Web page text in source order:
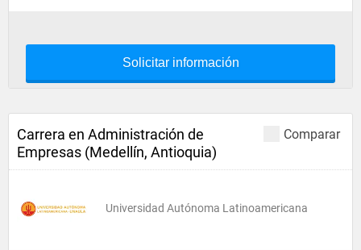
Solicitar información
Comparar
Carrera en Administración de
Empresas (Medellín, Antioquia)
Universidad Autónoma Latinoamericana